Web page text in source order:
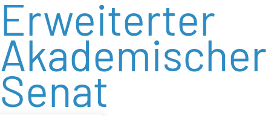
zum
Inhalt
Erweiterter
Akademischer
Senat